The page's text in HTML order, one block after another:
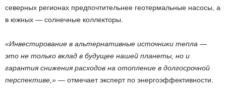
северных регионах предпочтительнее геотермальные насосы, а
в южных — солнечные коллекторы.
«Инвестирование в альтернативные источники тепла —
это не только вклад в будущее нашей планеты, но и
гарантия снижения расходов на отопление в долгосрочной
перспективе,» — отмечает эксперт по энергоэффективности.